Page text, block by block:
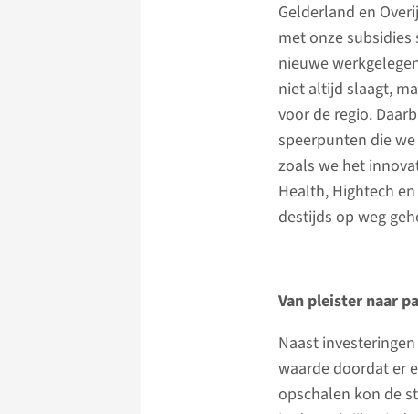
Gelderland en
met onze
nieuwe
niet altijd slaagt,
voor de regio.
speerpunten die
zoals we het
Health, Hightech
destijds op weg
Van pleister naar
Naast
waarde doordat er
opschalen kon de